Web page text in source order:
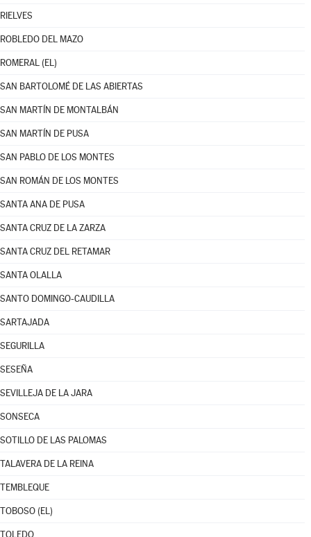
RIELVES
ROBLEDO DEL MAZO
ROMERAL (EL)
SAN BARTOLOMÉ DE LAS ABIERTAS
SAN MARTÍN DE MONTALBÁN
SAN MARTÍN DE PUSA
SAN PABLO DE LOS MONTES
SAN ROMÁN DE LOS MONTES
SANTA ANA DE PUSA
SANTA CRUZ DE LA ZARZA
SANTA CRUZ DEL RETAMAR
SANTA OLALLA
SANTO DOMINGO-CAUDILLA
SARTAJADA
SEGURILLA
SESEÑA
SEVILLEJA DE LA JARA
SONSECA
SOTILLO DE LAS PALOMAS
TALAVERA DE LA REINA
TEMBLEQUE
TOBOSO (EL)
TOLEDO